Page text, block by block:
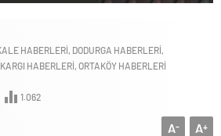
HABERLERI DODURGA HABERLERI
KARGI HABERLERI ORTAKÖY HABERLERI
1.062
A+
A-